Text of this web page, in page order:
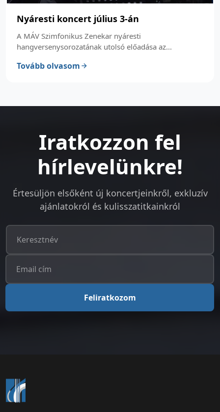
Nyáresti koncert július 3-án
A MÁV Szimfonikus Zenekar nyáresti
hangversenysorozatának utolsó előadása az...
Tovább olvasom
Iratkozzon fel
hírlevelünkre!
Értesüljön elsőként új koncertjeinkről, exkluzív
ajánlatokról és kulisszatitkainkról
Feliratkozom